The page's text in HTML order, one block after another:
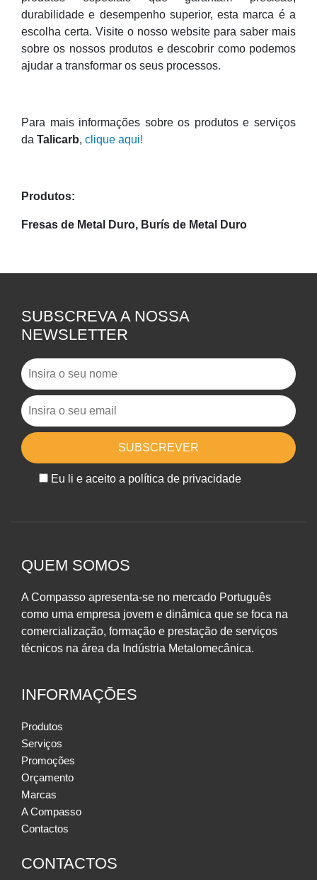
durabilidade e desempenho superior, esta marca é a
escolha certa. Visite o nosso website para saber mais
sobre os nossos produtos e descobrir como podemos
ajudar a transformar os seus processos.
Para mais informações sobre os produtos e serviços
da Talicarb, clique aqui!
Produtos:
Fresas de Metal Duro, Burís de Metal Duro
SUBSCREVA A NOSSA
NEWSLETTER
Eu li e aceito a política de privacidade
QUEM SOMOS
A Compasso apresenta-se no mercado Português
como uma empresa jovem e dinâmica que se foca na
comercialização, formação e prestação de serviços
técnicos na área da Indústria Metalomecânica.
INFORMAÇÕES
Produtos
Serviços
Promoções
Orçamento
Marcas
A Compasso
Contactos
CONTACTOS